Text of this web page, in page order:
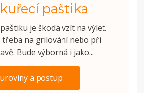
paštika
je škoda vzít na výlet.
třeba na grilování nebo při
Bude výborná i jako...
a postup